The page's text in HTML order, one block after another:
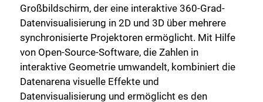
Großbildschirm, der eine interaktive 360-Grad-
Datenvisualisierung in 2D und 3D über mehrere
synchronisierte Projektoren ermöglicht. Mit Hilfe
von Open-Source-Software, die Zahlen in
interaktive Geometrie umwandelt, kombiniert die
Datenarena visuelle Effekte und
Datenvisualisierung und ermöglicht es den